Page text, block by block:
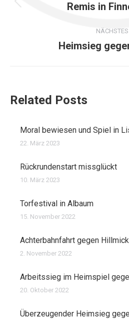
Remis in
NÄCHSTES
Heimsieg
Related Posts
Moral bewiesen und Spiel in
22. März 2023
Rückrundenstart missglückt
10. März 2023
Torfestival in Albaum
15. November 2022
Achterbahnfahrt gegen
2. November 2022
Arbeitssieg im Heimspiel
20. Oktober 2022
Überzeugender Heimsieg